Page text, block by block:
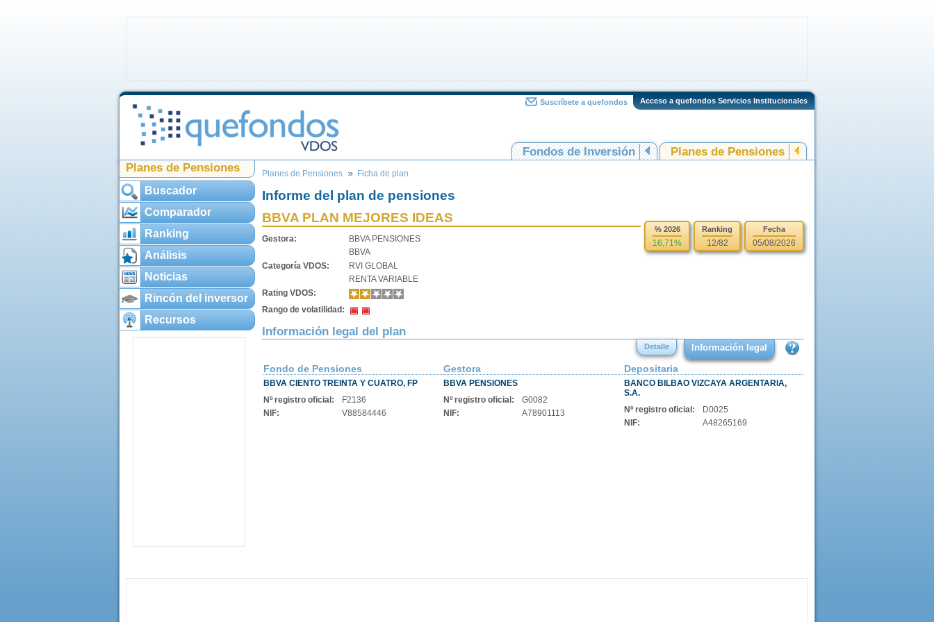
Acceso a quefondos Servicios Institucionales
Suscríbete a quefondos
Fondos de Inversión
Planes de Pensiones
Planes de Pensiones
Buscador
Comparador
Ranking
Análisis
Noticias
Rincón del inversor
Recursos
Planes de Pensiones Ficha de plan
Informe del plan de pensiones
BBVA PLAN MEJORES IDEAS
Gestora:
BBVA PENSIONES
BBVA
Categoría VDOS:
RVI GLOBAL
RENTA VARIABLE
Rating VDOS:
Rango de volatilidad:
% 2026
16,71%
Ranking
12/82
Fecha
05/08/2026
Información legal del plan
Detalle Información legal
Fondo de Pensiones
BBVA CIENTO TREINTA Y CUATRO, FP
Nº registro oficial:
F2136
NIF:
V88584446
Gestora
BBVA PENSIONES
Nº registro oficial:
G0082
NIF:
A78901113
Depositaria
BANCO BILBAO VIZCAYA ARGENTARIA,
S.A.
Nº registro oficial:
D0025
NIF:
A48265169